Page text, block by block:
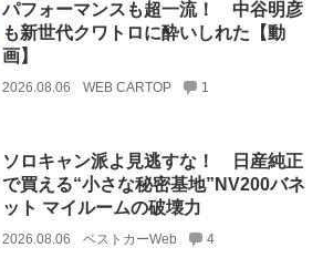
パフォーマンスも超一流！ 中谷明彦
も新世代クワトロに酔いしれた【動
画】
2026.08.06 WEB CARTOP 1
ソロキャン派よ見逃すな！ 日産純正
で買える“小さな秘密基地”NV200バネ
ット マイルームの破壊力
2026.08.06 ベストカーWeb 4